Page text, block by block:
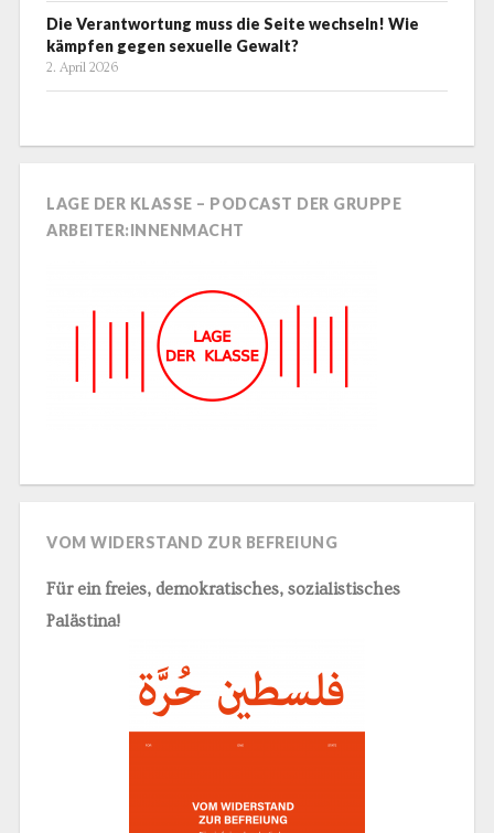
Die Verantwortung muss die Seite wechseln! Wie
kämpfen gegen sexuelle Gewalt?
2. April 2026
LAGE DER KLASSE – PODCAST DER GRUPPE
ARBEITER:INNENMACHT
VOM WIDERSTAND ZUR BEFREIUNG
Für ein freies, demokratisches, sozialistisches
Palästina!